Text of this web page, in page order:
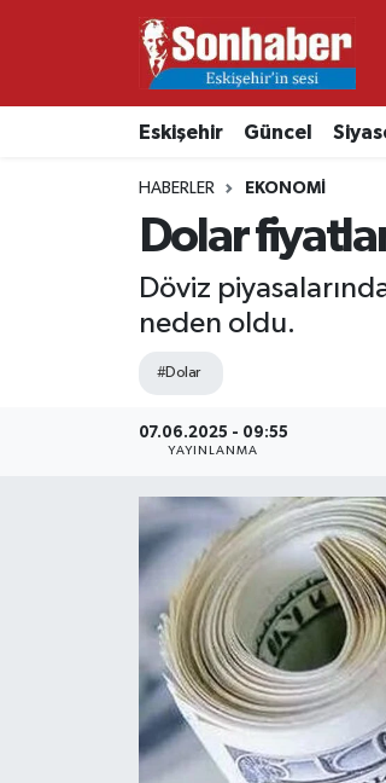
Eskişehir Güncel
HABERLER EKONOMI
Dolar
Döviz
neden oldu.
#Dolar
07.06.2025 - 09:55
YAYINLANMA
Ekonomi
Kültür & Sanat
Resmi İlanlar
Siyaset
Nöbetçi Eczaneler
Namaz Vakitleri
Trafik Durumu
Süper Lig Puan Durumu ve Fikstür
Son Dakika Haberleri
Haber Arşivi